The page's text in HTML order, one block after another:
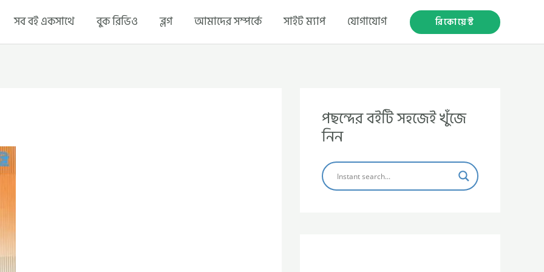
সব বই একসাথে বুক রিভিও ব্লগ আমাদের সম্পর্কে সাইট ম্যাপ যোগাযোগ রিকোয়েস্ট
পছন্দের বইটি সহজেই খুঁজে
নিন